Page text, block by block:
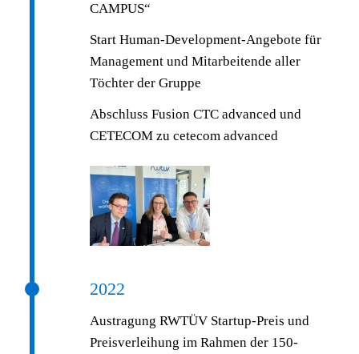
CAMPUS“
Start Human-Development-Angebote für
Management und Mitarbeitende aller
Töchter der Gruppe
Abschluss Fusion CTC advanced und
CETECOM zu cetecom advanced
2022
Austragung RWTÜV Startup-Preis und
Preisverleihung im Rahmen der 150-